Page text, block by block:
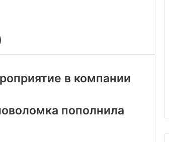
в компании
пополнила